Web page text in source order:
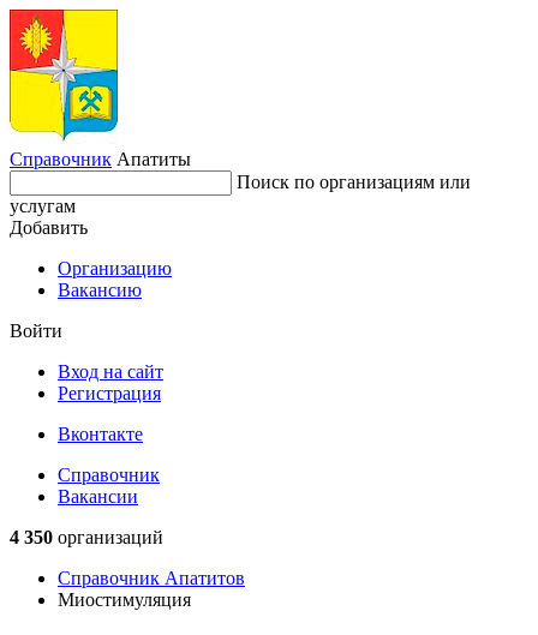
Справочник Апатиты
Поиск по организациям или
услугам
Добавить
Организацию
Вакансию
Войти
Вход на сайт
Регистрация
Вконтакте
Справочник
Вакансии
4 350 организаций
Справочник Апатитов
Миостимуляция